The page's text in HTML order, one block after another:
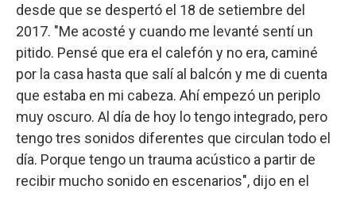
desde que se despertó el 18 de setiembre del
2017. "Me acosté y cuando me levanté sentí un
pitido. Pensé que era el calefón y no era, caminé
por la casa hasta que salí al balcón y me di cuenta
que estaba en mi cabeza. Ahí empezó un periplo
muy oscuro. Al día de hoy lo tengo integrado, pero
tengo tres sonidos diferentes que circulan todo el
día. Porque tengo un trauma acústico a partir de
recibir mucho sonido en escenarios", dijo en el